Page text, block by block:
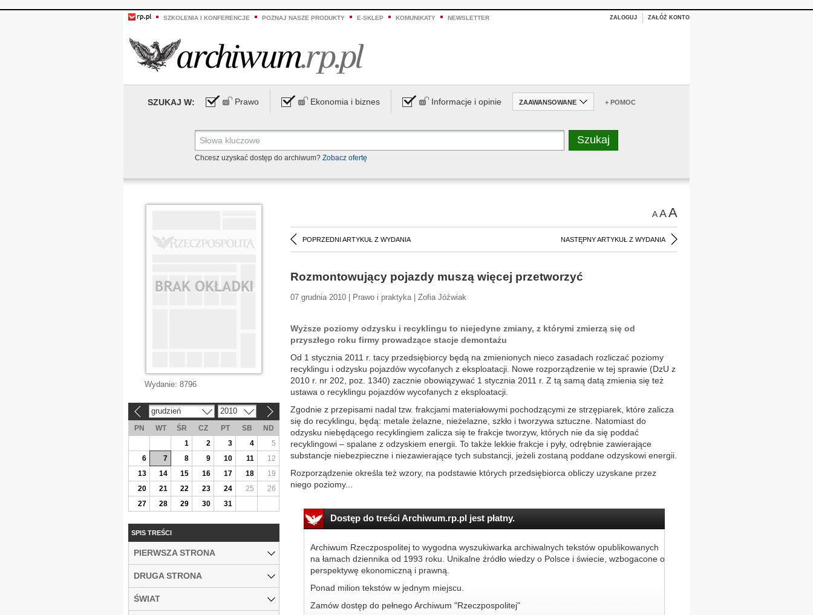
SZKOLENIA I KONFERENCJE POZNAJ NASZE PRODUKTY E-SKLEP KOMUNIKATY NEWSLETTER ZALOGUJ ZAŁÓŻ KONTO
SZUKAJ W: Prawo Ekonomia i biznes Informacje i opinie ZAAWANSOWANE + POMOC
Chcesz uzyskać dostęp do archiwum? Zobacz ofertę
AAA
POPRZEDNI ARTYKUŁ Z WYDANIA NASTĘPNY ARTYKUŁ Z WYDANIA
Rozmontowujący pojazdy muszą więcej przetworzyć
07 grudnia 2010 | Prawo i praktyka | Zofia Jóźwiak
Wyższe poziomy odzysku i recyklingu to niejedyne zmiany, z którymi zmierzą się od
przyszłego roku firmy prowadzące stacje demontażu
Od 1 stycznia 2011 r. tacy przedsiębiorcy będą na zmienionych nieco zasadach rozliczać poziomy
recyklingu i odzysku pojazdów wycofanych z eksploatacji. Nowe rozporządzenie w tej sprawie (DzU z
2010 r. nr 202, poz. 1340) zacznie obowiązywać 1 stycznia 2011 r. Z tą samą datą zmienia się też
ustawa o recyklingu pojazdów wycofanych z eksploatacji.
Zgodnie z przepisami nadal tzw. frakcjami materiałowymi pochodzącymi ze strzępiarek, które zalicza
się do recyklingu, będą: metale żelazne, nieżelazne, szkło i tworzywa sztuczne. Natomiast do
odzysku niebędącego recyklingiem zalicza się te frakcje tworzyw, których nie da się poddać
recyklingowi – spalane z odzyskiem energii. To także lekkie frakcje i pyły, odrębnie zawierające
substancje niebezpieczne i niezawierające tych substancji, jeżeli zostaną poddane odzyskowi energii.
Rozporządzenie określa też wzory, na podstawie których przedsiębiorca obliczy uzyskane przez
niego poziomy...
Dostęp do treści Archiwum.rp.pl jest płatny.
Archiwum Rzeczpospolitej to wygodna wyszukiwarka archiwalnych tekstów opublikowanych
na łamach dziennika od 1993 roku. Unikalne źródło wiedzy o Polsce i świecie, wzbogacone o
perspektywę ekonomiczną i prawną.
Ponad milion tekstów w jednym miejscu.
Zamów dostęp do pełnego Archiwum "Rzeczpospolitej"
Wydanie: 8796
grudzień 2010
PN WT ŚR CZ PT SB
ND
1
2 3 4
5
6
7 8 9 10 11
12
13
14 15 16 17 18
19
20
21 22 23 24 25
26
27
28 29 30 31
SPIS TREŚCI
PIERWSZA STRONA
DRUGA STRONA
ŚWIAT